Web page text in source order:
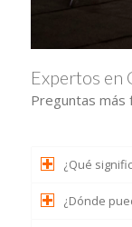
Expertos en
Preguntas más
¿Qué
¿Dónde